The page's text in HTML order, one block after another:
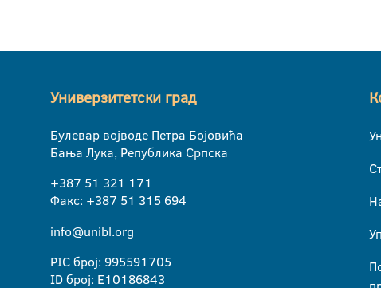
Универзитетски град
Булевар војводе Петра Бојовића
Бања Лука, Република Српска
+387 51 321 171
Факс: +387 51 315 694
info@unibl.org
PIC број: 995591705
ID број: E10186843